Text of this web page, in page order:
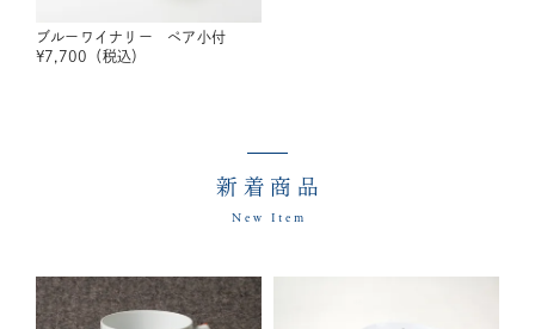
ブルーワイナリー ペア小付
¥7,700 （税込）
新着商品
New Item